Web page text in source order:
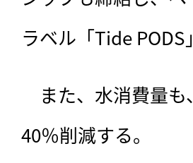
ラベル「Tide
また、水消費量も
40％削減する。